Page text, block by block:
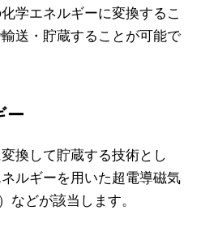
学エネルギーに変換するこ
送・貯蔵することが可能で
ー
換して貯蔵する技術とし
ルギーを用いた超電導磁気
などが該当します。